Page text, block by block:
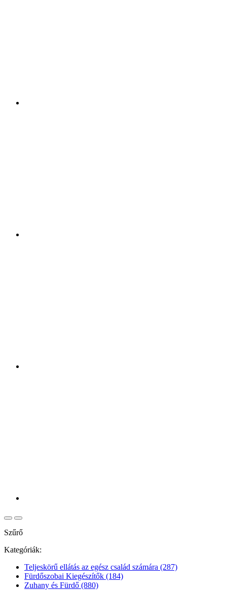
Szűrő
Kategóriák:
Teljeskörű ellátás az egész család számára (287)
Fürdőszobai Kiegészítők (184)
Zuhany és Fürdő (880)